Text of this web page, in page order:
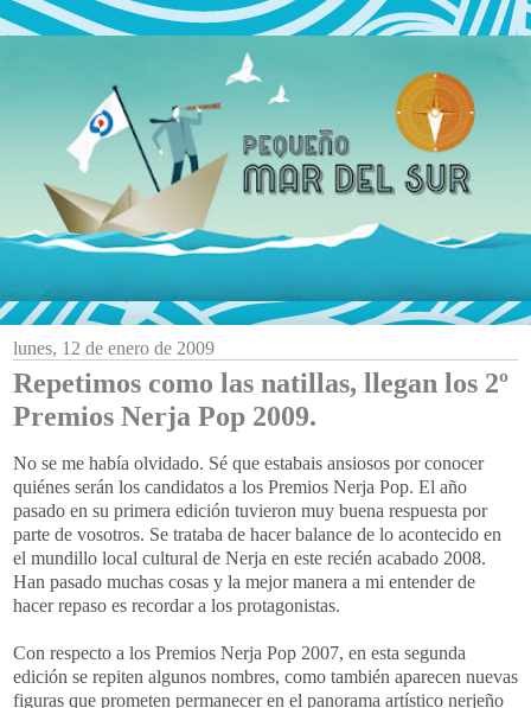
lunes, 12 de enero de 2009
Repetimos como las natillas, llegan los 2º
Premios Nerja Pop 2009.
No se me había olvidado. Sé que estabais ansiosos por conocer
quiénes serán los candidatos a los Premios Nerja Pop. El año
pasado en su primera edición tuvieron muy buena respuesta por
parte de vosotros. Se trataba de hacer balance de lo acontecido en
el mundillo local cultural de Nerja en este recién acabado 2008.
Han pasado muchas cosas y la mejor manera a mi entender de
hacer repaso es recordar a los protagonistas.
Con respecto a los Premios Nerja Pop 2007, en esta segunda
edición se repiten algunos nombres, como también aparecen nuevas
figuras que prometen permaneceren el panorama artístico nerjeño